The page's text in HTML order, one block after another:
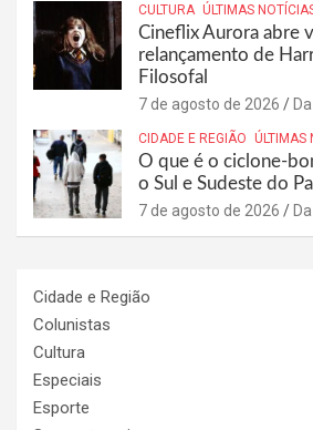
CULTURA ÚLTIMAS
Cineflix Aurora abre
relançamento de
Filosofal
7 de agosto de 2026
CIDADE E REGIÃO ÚLTIMAS
O que é o ciclone-
o Sul e Sudeste do
7 de agosto de 2026
Cidade e Região
Colunistas
Cultura
Especiais
Esporte